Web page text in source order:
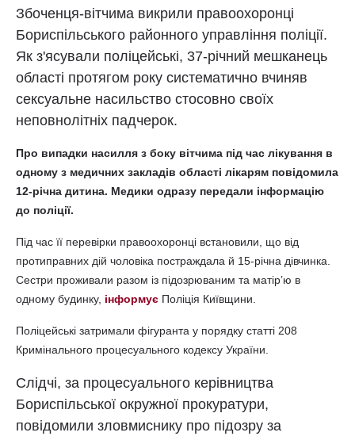
Збоченця-вітчима викрили правоохоронці
Бориспільського районного управління поліції.
Як з'ясували поліцейські, 37-річний мешканець
області протягом року систематично вчиняв
сексуальне насильство стосовно своїх
неповнолітніх падчерок.
Про випадки насилля з боку вітчима під час лікування в
одному з медичних закладів області лікарям повідомила
12-річна дитина. Медики одразу передали інформацію
до поліції.
Під час її перевірки правоохоронці встановили, що від
протиправних дій чоловіка постраждала й 15-річна дівчинка.
Сестри проживали разом із підозрюваним та матір’ю в
одному будинку, інформує Поліція Київщини.
Поліцейські затримали фігуранта у порядку статті 208
Кримінального процесуального кодексу України.
Слідчі, за процесуального керівництва
Бориспільської окружної прокуратури,
повідомили зловмиснику про підозру за